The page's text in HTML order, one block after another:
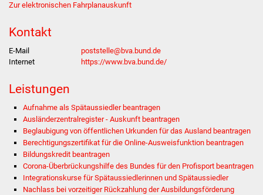
Stellenangebote
Veröffentlichungen
Ortsrecht
FNP / Bebauungspläne
Zur elektronischen Fahrplanauskunft
Kontakt
E-Mail
poststelle@bva.bund.de
Internet
https://www.bva.bund.de/
Leistungen
Aufnahme als Spätaussiedler beantragen
Ausländerzentralregister - Auskunft beantragen
Beglaubigung von öffentlichen Urkunden für das Ausland beantragen
Berechtigungszertifikat für die Online-Ausweisfunktion beantragen
Bildungskredit beantragen
Corona-Überbrückungshilfe des Bundes für den Profisport beantragen
Integrationskurse für Spätaussiedlerinnen und Spätaussiedler
Nachlass bei vorzeitiger Rückzahlung der Ausbildungsförderung